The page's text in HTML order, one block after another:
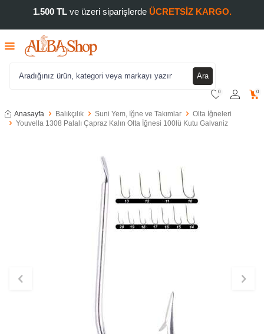
1.500 TLve üzeri siparişlerde ÜCRETSİZ KARGO.
Ara
0 0
Anasayfa Balıkçılık Suni Yem, İğne ve Takımlar
Olta İğneleri
Youvella 1308 Palalı Çapraz Kalın Olta İğnesi 100lü Kutu Galvaniz